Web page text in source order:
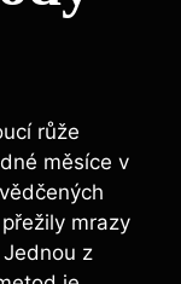
růže
měsíce v
mrazy
z